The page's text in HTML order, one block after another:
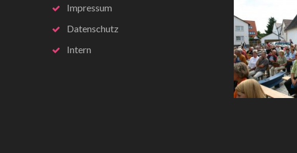
Impressum
Datenschutz
Intern